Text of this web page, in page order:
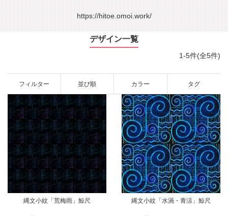
https://hitoe.omoi.work/
デザイン一覧
1-5件(全5件)
フィルター 並び順 カラー タグ
縄文小紋「荒梅雨」鯨尺 縄文小紋「水渦・青涼」鯨尺